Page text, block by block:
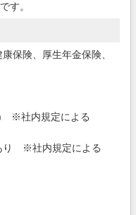
す。
保険、厚生年金保険、
) ※社内規定による
り ※社内規定による